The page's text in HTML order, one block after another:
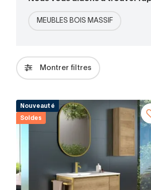
MEUBLES BOIS MASSIF
Montrer filtres
Nouveauté
Soldes